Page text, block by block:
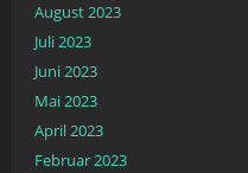
August 2023
Juli 2023
Juni 2023
Mai 2023
April 2023
Februar 2023